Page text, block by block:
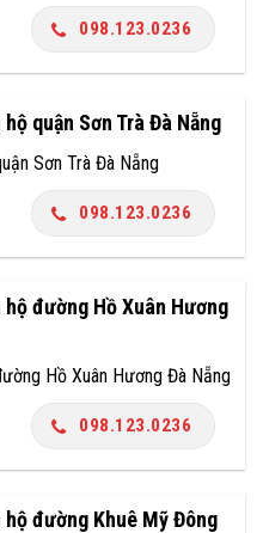
098.123.0236
quận Sơn Trà Đà Nẵng
Sơn Trà Đà Nẵng
098.123.0236
đường Hồ Xuân Hương
Hồ Xuân Hương Đà Nẵng
098.123.0236
đường Khuê Mỹ Đông